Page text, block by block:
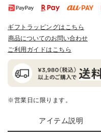
ギフトラッピングはこちら
商品についてのお問い合わせ
ご利用ガイドはこちら
※営業日に限ります。
アイテム説明